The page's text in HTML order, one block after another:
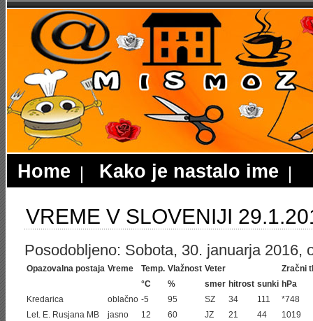
Home Kako je nastalo ime
VREME V SLOVENIJI
Posodobljeno: Sobota, 30. januarja 2016,
Opazovalna postaja Vreme Temp. Vlažnost Veter
Zračni
°C
% smer hitrost sunki hPa
Kredarica
oblačno -5 95 SZ 34 111
*748
Let. E. Rusjana MB
jasno 12 60 JZ 21 44
1019